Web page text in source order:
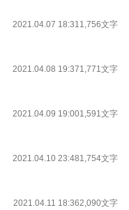
2021.04.07 18:311,756文字
2021.04.08 19:371,771文字
2021.04.09 19:001,591文字
2021.04.10 23:481,754文字
2021.04.11 18:362,090文字